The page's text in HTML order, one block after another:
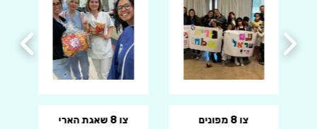
צו 8 מפונים צו 8 שאגת הארי